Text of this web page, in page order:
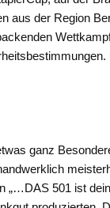
aus der Region
ganz
„…DAS 501 ist